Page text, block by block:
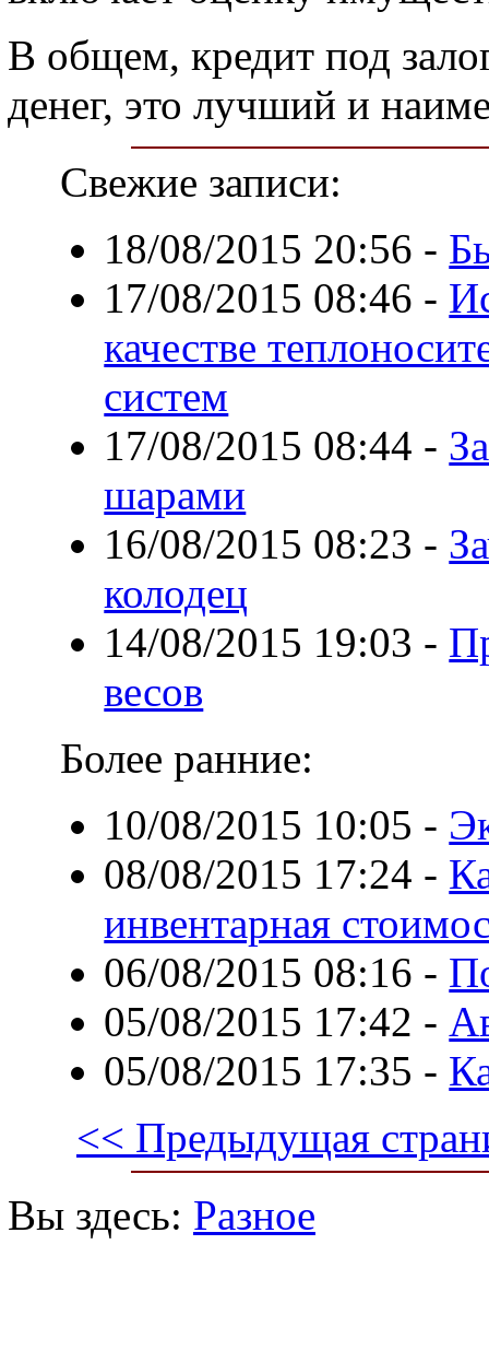
В общем, кредит под
денег, это лучший и
Свежие записи:
18/08/2015 20:56 -
17/08/2015 08:46 -
качестве
систем
17/08/2015 08:44 -
шарами
16/08/2015 08:23 -
колодец
14/08/2015 19:03 -
весов
Более ранние:
10/08/2015 10:05 -
08/08/2015 17:24 -
инвентарная
06/08/2015 08:16 -
05/08/2015 17:42 -
05/08/2015 17:35 -
<< Предыдущая
Вы здесь: Разное